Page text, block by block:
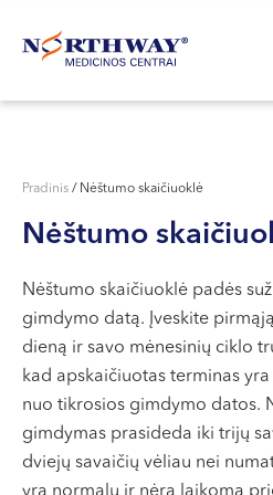
Darbo laikas
I-V 07:30 - 20:30
Kaunas
Miško g. 25A
Darbo laikas:
I-V 08:00 - 20:00
VI 09:00 - 15:00
Paieška
E-Registracija
Pradinis / Nėštumo skaičiuoklė
Nėštumo
Nėštumo skaičiuoklė padės
gimdymo datą. Įveskite
dieną ir savo mėnesinių ciklo
kad apskaičiuotas terminas
nuo tikrosios gimdymo datos.
gimdymas prasideda iki trijų
dviejų savaičių vėliau nei